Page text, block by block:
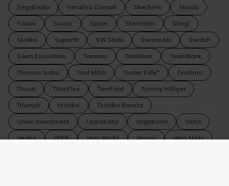
Segafredo Serafino Consoli Skechers Skoda
Sonax Sonos Sprite Sterntaler Stiegl
Stokke Superfit SW Stahl Swarovski Swatch
Swim Essentials Tamaris Tantalum TeamBank
Thomas Sabo Tirol Milch Tiroler Edle* Tirollimo
Tissot TitanFlex TomFord Tommy Hilfiger
Triumph tschibo Tschibo Barista
Union Investment Uppababy Vagabond Varta
Vedes VEER Vero Moda Vespa Veto Nails